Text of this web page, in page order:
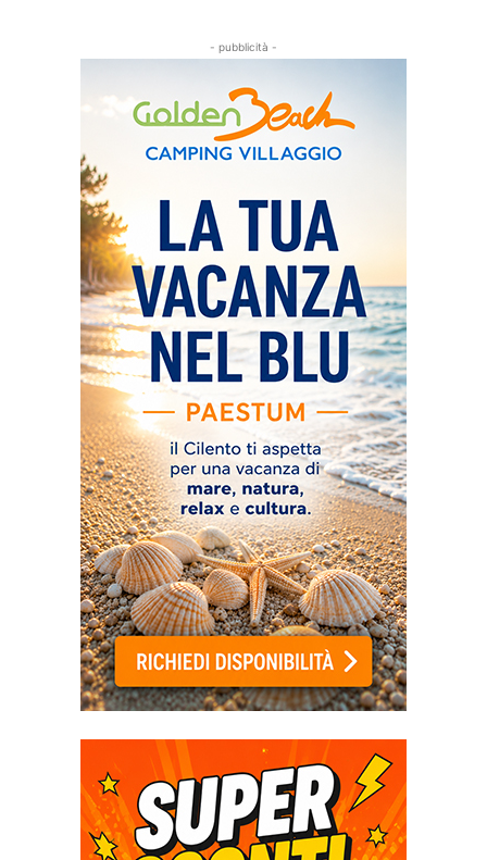
- pubblicità -